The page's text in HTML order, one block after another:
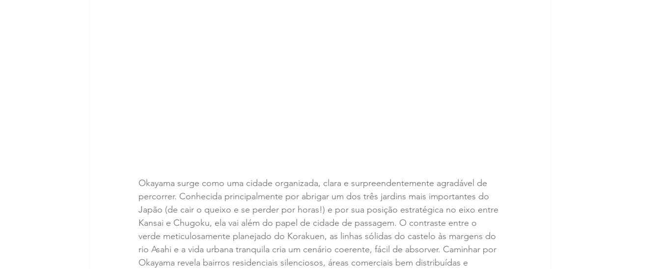
Okayama surge como uma cidade organizada, clara e surpreendentemente agradável de
percorrer. Conhecida principalmente por abrigar um dos três jardins mais importantes do
Japão (de cair o queixo e se perder por horas!) e por sua posição estratégica no eixo entre
Kansai e Chugoku, ela vai além do papel de cidade de passagem. O contraste entre o
verde meticulosamente planejado do Korakuen, as linhas sólidas do castelo às margens do
rio Asahi e a vida urbana tranquila cria um cenário coerente, fácil de absorver. Caminhar por
Okayama revela bairros residenciais silenciosos, áreas comerciais bem distribuídas e